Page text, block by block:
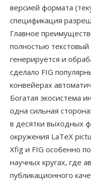
версией формата
спецификация
Главное
полностью
генерируется и
сделало FIG
конвейерах
Богатая экосистема
одна сильная сторона:
в десятки выходных
окружения LaTeX
Xfig и FIG особенно
научных кругах, где
публикационного